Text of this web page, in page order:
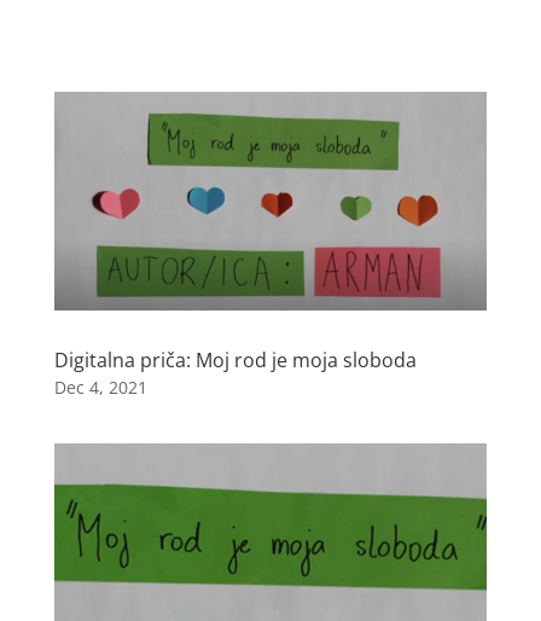
Digitalna priča: Moj rod je moja sloboda
Dec 4, 2021